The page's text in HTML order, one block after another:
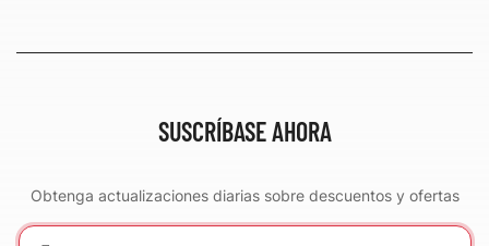
SUSCRÍBASE AHORA
Obtenga actualizaciones diarias sobre descuentos y ofertas